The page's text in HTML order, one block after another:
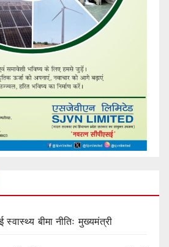
बीमा नीतिः मुख्यमंत्री